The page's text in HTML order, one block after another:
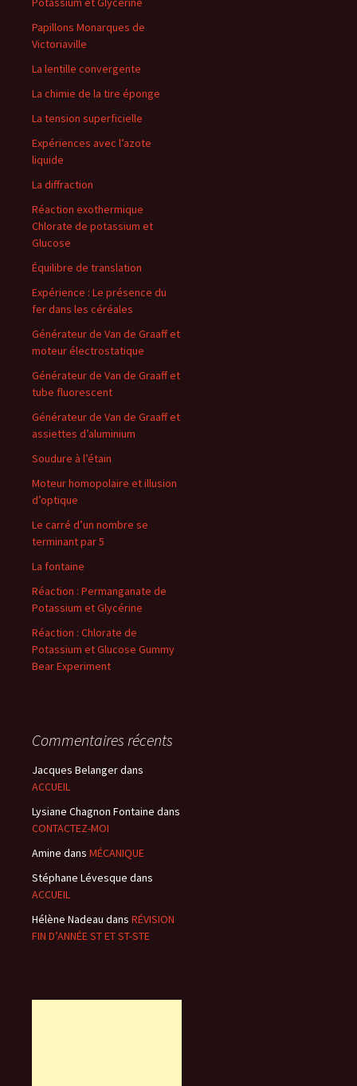
Papillons Monarques de
Victoriaville
La lentille convergente
La chimie de la tire éponge
La tension superficielle
Expériences avec l’azote
liquide
La diffraction
Réaction exothermique
Chlorate de potassium et
Glucose
Équilibre de translation
Expérience : Le présence du
fer dans les céréales
Générateur de Van de Graaff et
moteur électrostatique
Générateur de Van de Graaff et
tube fluorescent
Générateur de Van de Graaff et
assiettes d’aluminium
Soudure à l’étain
Moteur homopolaire et illusion
d’optique
Le carré d’un nombre se
terminant par 5
La fontaine
Réaction : Permanganate de
Potassium et Glycérine
Réaction : Chlorate de
Potassium et Glucose Gummy
Bear Experiment
Commentaires récents
Jacques Belangerdans
ACCUEIL
Lysiane Chagnon Fontaine dans
CONTACTEZ-MOI
Amine dans MÉCANIQUE
Stéphane Lévesque dans
ACCUEIL
Hélène Nadeau dans RÉVISION
FIN D’ANNÉE ST ET ST-STE